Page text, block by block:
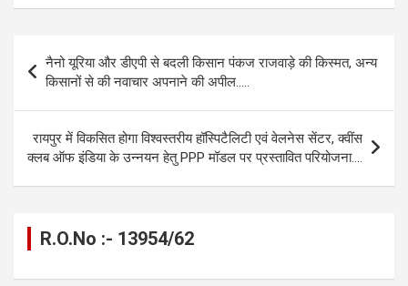
ce
b
o
o
k
se
n
g
er
at
s
A
p
p
e
a
m
ail py
Li
n
k
ar
e
Post
navigation
नैनो यूरिया और डीएपी से बदली किसान पंकज राजवाड़े की किस्मत, अन्य
किसानों से की नवाचार अपनाने की अपील…..
रायपुर में विकसित होगा विश्वस्तरीय हॉस्पिटैलिटी एवं वेलनेस सेंटर, क्वींस
क्लब ऑफ इंडिया के उन्नयन हेतु PPP मॉडल पर प्रस्तावित परियोजना….
R.O.No :- 13954/62